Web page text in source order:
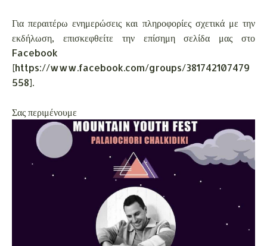
Για περαιτέρω ενημερώσεις και πληροφορίες σχετικά με την
εκδήλωση, επισκεφθείτε την επίσημη σελίδα μας στο
Facebook
[https://www.facebook.com/groups/381742107479
558].
Σας περιμένουμε